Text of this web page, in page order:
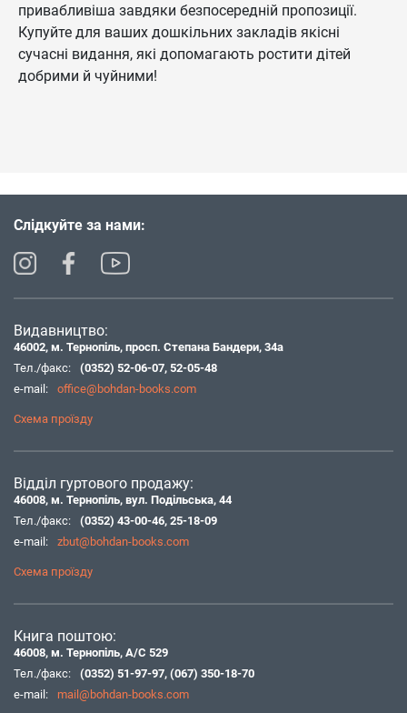
привабливіша завдяки безпосередній пропозиції.
Купуйте для ваших дошкільних закладів якісні
сучасні видання, які допомагають ростити дітей
добрими й чуйними!
Слідкуйте за нами:
Видавництво:
46002, м. Тернопіль, просп. Степана Бандери, 34а
Тел./факс:
(0352) 52-06-07, 52-05-48
e-mail:
office@bohdan-books.com
Схема проїзду
Відділ гуртового продажу:
46008, м. Тернопіль, вул. Подільська, 44
Тел./факс:
(0352) 43-00-46, 25-18-09
e-mail:
zbut@bohdan-books.com
Схема проїзду
Книга поштою:
46008, м. Тернопіль, А/С 529
Тел./факс:
(0352) 51-97-97, (067) 350-18-70
e-mail:
mail@bohdan-books.com